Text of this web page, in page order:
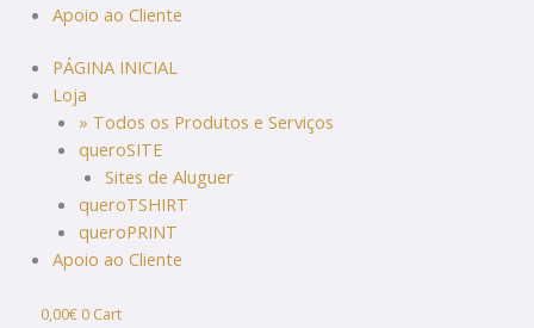
Apoio ao Cliente
PÁGINA INICIAL
Loja
» Todos os Produtos e Serviços
queroSITE
Sites de Aluguer
queroTSHIRT
queroPRINT
Apoio ao Cliente
0,00€ 0 Cart